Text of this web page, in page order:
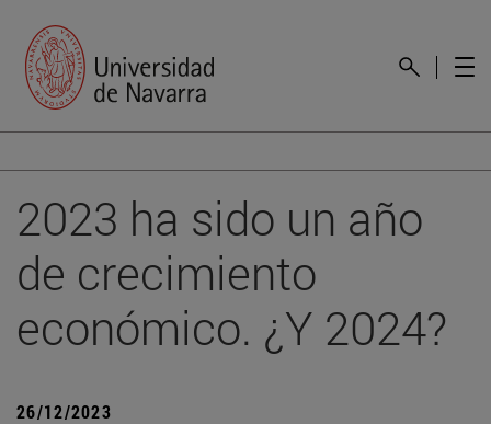
2023 ha sido un año
de crecimiento
económico. ¿Y 2024?
26/12/2023